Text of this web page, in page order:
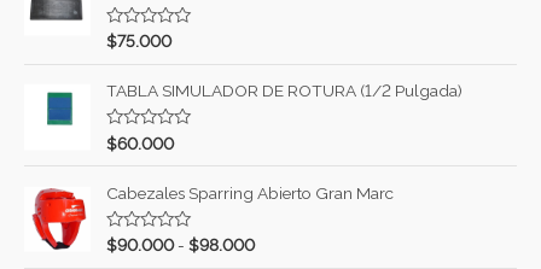
V
a
o
r
a
d
o
n
0
d
e
5
$75.000
TABLA SIMULADOR DE ROTURA (1/2 Pulgada)
V
a
o
r
a
d
o
$60.000
Cabezales Sparring Abierto Gran Marc
V
a
$90.000 - $98.000